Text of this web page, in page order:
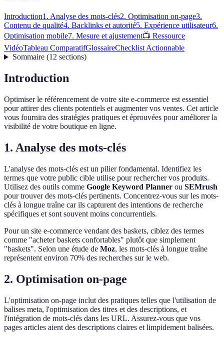
Introduction1. Analyse des mots-clés2. Optimisation on-page3.
Contenu de qualité4. Backlinks et autorité5. Expérience utilisateur6.
Optimisation mobile7. Mesure et ajustement📺 Ressource
VidéoTableau ComparatifGlossaireChecklist Actionnable
Sommaire(12 sections)
Introduction
Optimiser le référencement de votre site e-commerce est essentiel
pour attirer des clients potentiels et augmenter vos ventes. Cet article
vous fournira des stratégies pratiques et éprouvées pour améliorer la
visibilité de votre boutique en ligne.
1. Analyse des mots-clés
L'analyse des mots-clés est un pilier fondamental. Identifiez les
termes que votre public cible utilise pour rechercher vos produits.
Utilisez des outils comme Google Keyword Planner ou SEMrush
pour trouver des mots-clés pertinents. Concentrez-vous sur les mots-
clés à longue traîne car ils capturent des intentions de recherche
spécifiques et sont souvent moins concurrentiels.
Pour un site e-commerce vendant des baskets, ciblez des termes
comme "acheter baskets confortables" plutôt que simplement
"baskets". Selon une étude de Moz, les mots-clés à longue traîne
représentent environ 70% des recherches sur le web.
2. Optimisation on-page
L'optimisation on-page inclut des pratiques telles que l'utilisation de
balises meta, l'optimisation des titres et des descriptions, et
l'intégration de mots-clés dans les URL. Assurez-vous que vos
pages articles aient des descriptions claires et limpidement balisées.